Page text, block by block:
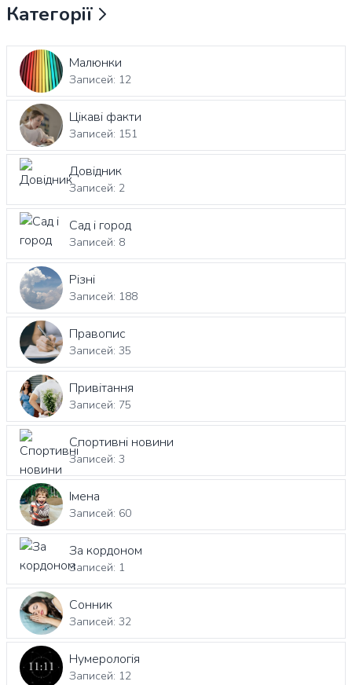
Категорії
Малюнки
Записей: 12
Цікаві факти
Записей: 151
Довідник
Записей: 2
Сад і город
Записей: 8
Різні
Записей: 188
Правопис
Записей: 35
Привітання
Записей: 75
Спортивні новини
Записей: 3
Імена
Записей: 60
За кордоном
Записей: 1
Сонник
Записей: 32
Нумерологія
Записей: 12